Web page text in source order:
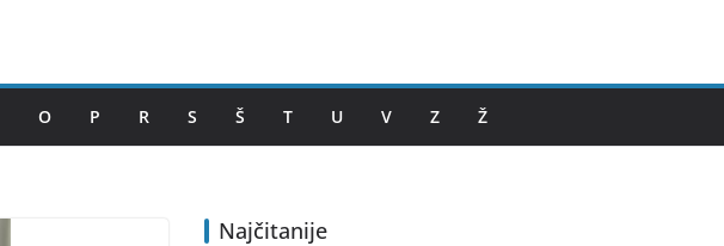
O P R S Š T U V Z Ž
Najčitanije